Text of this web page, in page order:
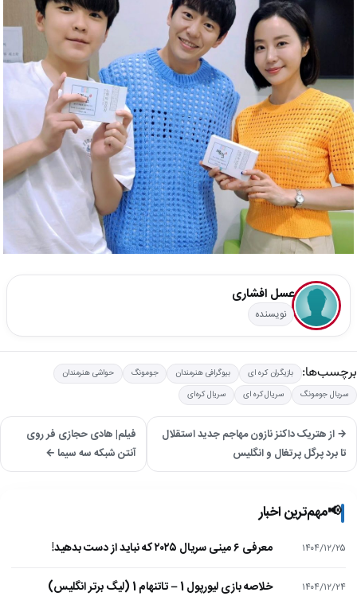
عسل افشاری
نویسنده
برچسب‌ها: بازیگران کره ای بیوگرافی هنرمندان جومونگ
حواشی هنرمندان
سریال جومونگ
سریال کره ای سریال کره‌ای
→ از هتریک داکنز نازون مهاجم جدید استقلال
تا برد پرگل پرتغال و انگلیس
فیلم| هادی حجازی فر روی
آنتن شبکه سه سیما ←
📢مهم‌ترین اخبار
۱۴۰۴/۱۲/۲۵ معرفی ۶ مینی سریال ۲۰۲۵ که نباید از دست بدهید!
۱۴۰۴/۱۲/۲۴ خلاصه بازی لیورپول 1 – تاتنهام 1 (لیگ برتر انگلیس)